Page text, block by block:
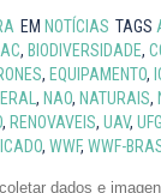
EM NOTÍCIAS TAGS
, BIODIVERSIDADE,
, EQUIPAMENTO,
, NAO, NATURAIS,
, RENOVAVEIS, UAV, UFG
, WWF, WWF-
dados e